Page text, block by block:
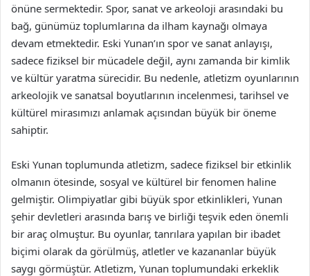
önüne sermektedir. Spor, sanat ve arkeoloji arasındaki bu
bağ, günümüz toplumlarına da ilham kaynağı olmaya
devam etmektedir. Eski Yunan’ın spor ve sanat anlayışı,
sadece fiziksel bir mücadele değil, aynı zamanda bir kimlik
ve kültür yaratma sürecidir. Bu nedenle, atletizm oyunlarının
arkeolojik ve sanatsal boyutlarının incelenmesi, tarihsel ve
kültürel mirasımızı anlamak açısından büyük bir öneme
sahiptir.
Eski Yunan toplumunda atletizm, sadece fiziksel bir etkinlik
olmanın ötesinde, sosyal ve kültürel bir fenomen haline
gelmiştir. Olimpiyatlar gibi büyük spor etkinlikleri, Yunan
şehir devletleri arasında barış ve birliği teşvik eden önemli
bir araç olmuştur. Bu oyunlar, tanrılara yapılan bir ibadet
biçimi olarak da görülmüş, atletler ve kazananlar büyük
saygı görmüştür. Atletizm, Yunan toplumundaki erkeklik